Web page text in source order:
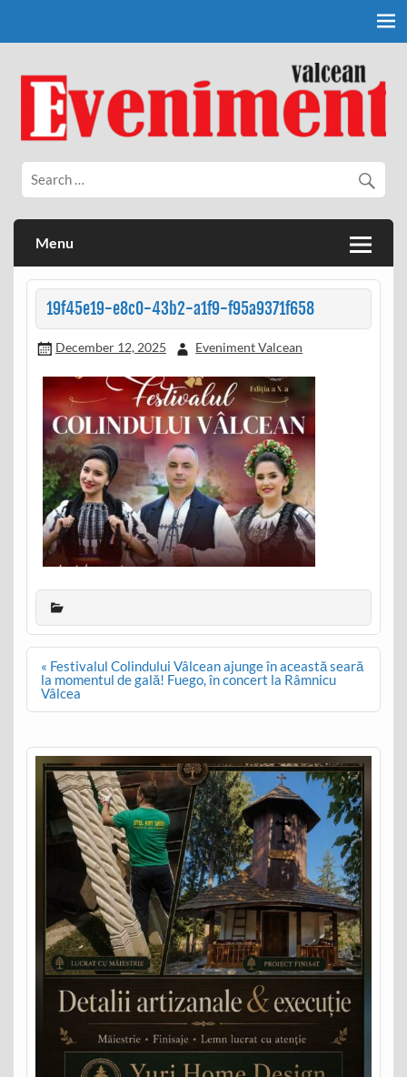
Eveniment Valcean
Menu
19f45e19-e8c0-43b2-a1f9-f95a9371f658
December 12, 2025 Eveniment Valcean
Post
navigation
« Festivalul Colindului Vâlcean ajunge în această seară
la momentul de gală! Fuego, în concert la Râmnicu
Vâlcea